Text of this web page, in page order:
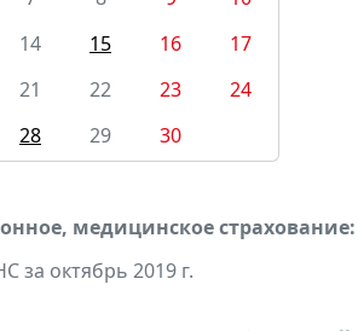
14 15 16
17
21 22 23
24
28 29 30
медицинское страхование:
за октябрь 2019 г.